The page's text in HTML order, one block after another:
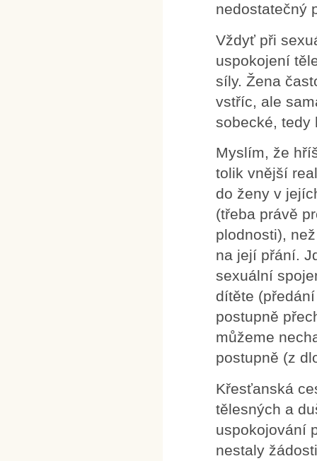
nedostatečný
Vždyť při
uspokojení
síly. Žena
vstříc, ale
sobecké, tedy
Myslím, že
tolik vnější
do ženy v
(třeba právě
plodnosti),
na její přání.
sexuální
dítěte
postupně
můžeme
postupně (z
Křesťanská
tělesných a
uspokojování
nestaly